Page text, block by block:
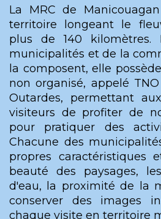
La MRC de
territoire longeant le
plus de 140
municipalités et de la
la composent, elle
non organisé, appelé
Outardes, permettant
visiteurs de profiter de
pour pratiquer des
Chacune des
propres caractéristiques
beauté des paysages,
d'eau, la proximité de la
conserver des images
chaque visite en territoire